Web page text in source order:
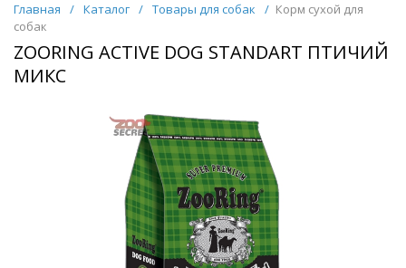
Главная / Каталог / Товары для собак / Корм сухой для
собак
ZOORING ACTIVE DOG STANDART ПТИЧИЙ
МИКС